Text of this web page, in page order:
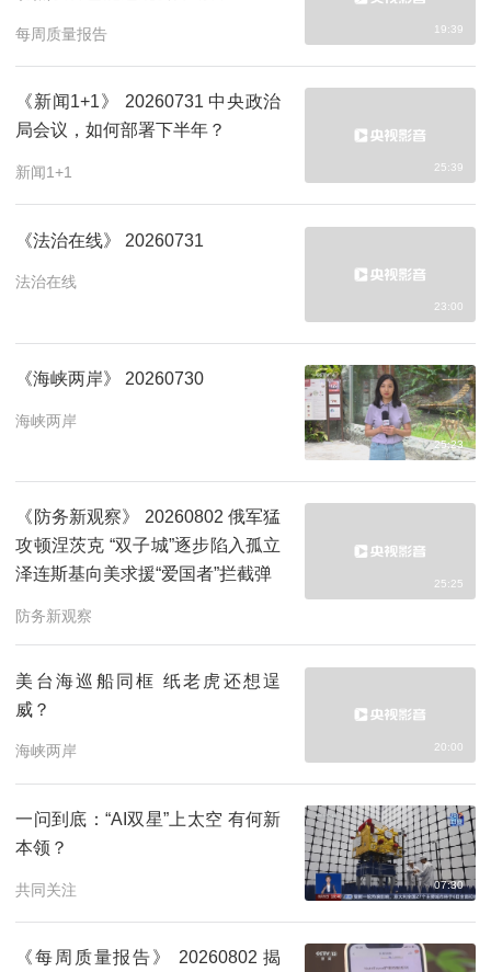
每周质量报告 19:39
《新闻1+1》 20260731 中央政治
局会议，如何部署下半年？
新闻1+1 25:39
《法治在线》 20260731
法治在线
23:00
《海峡两岸》 20260730
海峡两岸
25:23
《防务新观察》 20260802 俄军猛
攻顿涅茨克 “双子城”逐步陷入孤立
泽连斯基向美求援“爱国者”拦截弹
防务新观察
25:25
美台海巡船同框 纸老虎还想逞
威？
海峡两岸 20:00
一问到底：“AI双星”上太空 有何新
本领？
共同关注 07:30
《每周质量报告》 20260802 揭